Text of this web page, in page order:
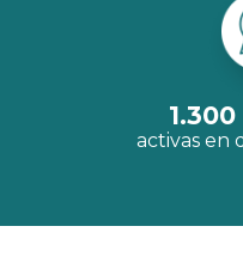
activas en
1.300